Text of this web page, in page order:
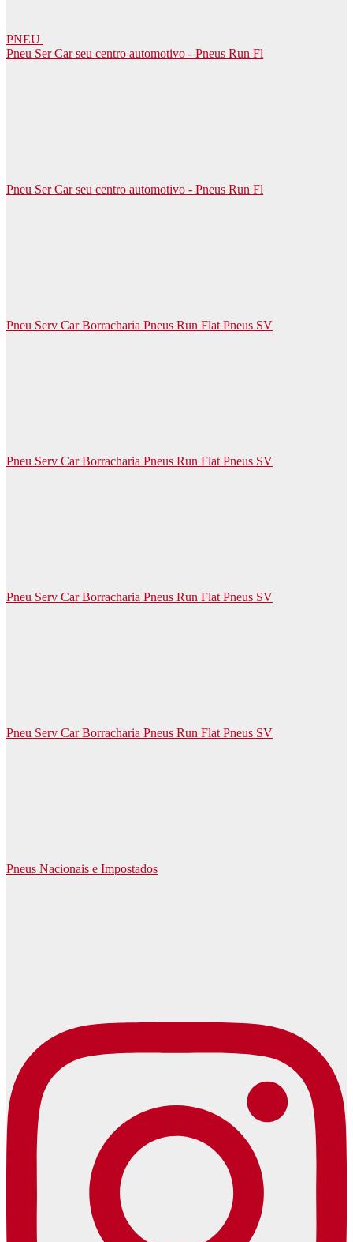
PNEU
Pneu Ser Car seu centro automotivo - Pneus Run Fl
Pneu Ser Car seu centro automotivo - Pneus Run Fl
Pneu Serv Car Borracharia Pneus Run Flat Pneus SV
Pneu Serv Car Borracharia Pneus Run Flat Pneus SV
Pneu Serv Car Borracharia Pneus Run Flat Pneus SV
Pneu Serv Car Borracharia Pneus Run Flat Pneus SV
Pneus Nacionais e Impostados